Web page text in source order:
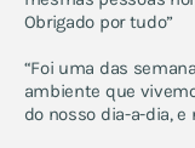
Obrigado por tudo”
“Foi uma das
ambiente que
do nosso dia-a-dia,